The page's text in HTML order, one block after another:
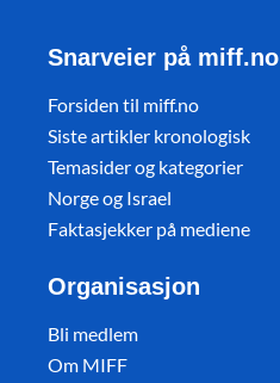
Snarveier på miff.no
Forsiden til miff.no
Siste artikler kronologisk
Temasider og kategorier
Norge og Israel
Faktasjekker på mediene
Organisasjon
Bli medlem
Om MIFF